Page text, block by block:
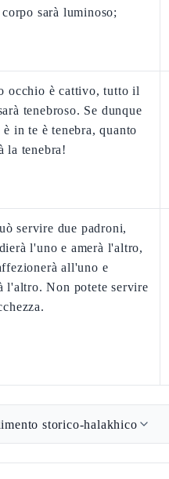
sarà luminoso;
occhio è cattivo, tutto il
tenebroso. Se dunque
in te è tenebra, quanto
la tenebra!
servire due padroni,
l'uno e amerà l'altro,
all'uno e
l'altro. Non potete servire
storico-halakhico